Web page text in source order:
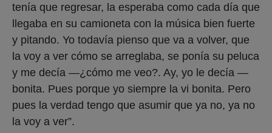
tenía que regresar, la esperaba como cada día que
llegaba en su camioneta con la música bien fuerte
y pitando. Yo todavía pienso que va a volver, que
la voy a ver cómo se arreglaba, se ponía su peluca
y me decía —¿cómo me veo?. Ay, yo le decía —
bonita. Pues porque yo siempre la vi bonita. Pero
pues la verdad tengo que asumir que ya no, ya no
la voy a ver”.